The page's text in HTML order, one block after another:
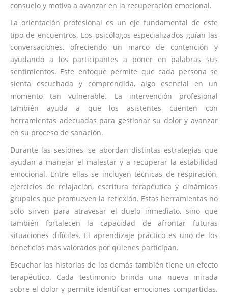
consuelo y motiva a avanzar en la recuperación emocional.
La orientación profesional es un eje fundamental de este
tipo de encuentros. Los psicólogos especializados guían las
conversaciones, ofreciendo un marco de contención y
ayudando a los participantes a poner en palabras sus
sentimientos. Este enfoque permite que cada persona se
sienta escuchada y comprendida, algo esencial en un
momento tan vulnerable. La intervención profesional
también ayuda a que los asistentes cuenten con
herramientas adecuadas para gestionar su dolor y avanzar
en su proceso de sanación.
Durante las sesiones, se abordan distintas estrategias que
ayudan a manejar el malestar y a recuperar la estabilidad
emocional. Entre ellas se incluyen técnicas de respiración,
ejercicios de relajación, escritura terapéutica y dinámicas
grupales que promueven la reflexión. Estas herramientas no
solo sirven para atravesar el duelo inmediato, sino que
también fortalecen la capacidad de afrontar futuras
situaciones difíciles. El aprendizaje práctico es uno de los
beneficios más valorados por quienes participan.
Escuchar las historias de los demás también tiene un efecto
terapéutico. Cada testimonio brinda una nueva mirada
sobre el dolor y permite identificar emociones compartidas.